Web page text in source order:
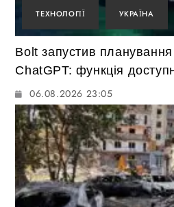
ТЕХНОЛОГІЇ УКРАЇНА
Bolt запустив планування
ChatGPT: функція
06.08.2026 23:05